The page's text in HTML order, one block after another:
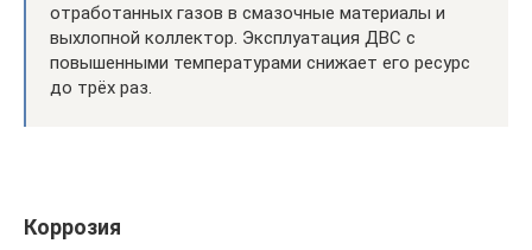
отработанных газов в смазочные материалы и
выхлопной коллектор. Эксплуатация ДВС с
повышенными температурами снижает его ресурс
до трёх раз.
Коррозия